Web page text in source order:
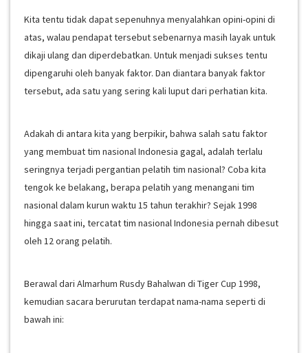
Kita tentu tidak dapat sepenuhnya menyalahkan opini-opini di
atas, walau pendapat tersebut sebenarnya masih layak untuk
dikaji ulang dan diperdebatkan. Untuk menjadi sukses tentu
dipengaruhi oleh banyak faktor. Dan diantara banyak faktor
tersebut, ada satu yang sering kali luput dari perhatian kita.
Adakah di antara kita yang berpikir, bahwa salah satu faktor
yang membuat tim nasional Indonesia gagal, adalah terlalu
seringnya terjadi pergantian pelatih tim nasional? Coba kita
tengok ke belakang, berapa pelatih yang menangani tim
nasional dalam kurun waktu 15 tahun terakhir? Sejak 1998
hingga saat ini, tercatat tim nasional Indonesia pernah dibesut
oleh 12 orang pelatih.
Berawal dari Almarhum Rusdy Bahalwan di Tiger Cup 1998,
kemudian sacara berurutan terdapat nama-nama seperti di
bawah ini: